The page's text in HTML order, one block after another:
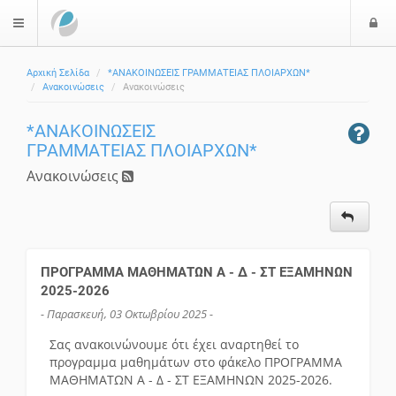
$langMenu
Αρχική Σελίδα
*ΑΝΑΚΟΙΝΩΣΕΙΣ ΓΡΑΜΜΑΤΕΙΑΣ ΠΛΟΙΑΡΧΩΝ*
Ανακοινώσεις
Ανακοινώσεις
*ΑΝΑΚΟΙΝΩΣΕΙΣ
ΓΡΑΜΜΑΤΕΙΑΣ ΠΛΟΙΑΡΧΩΝ*
Ανακοινώσεις
ΠΡΟΓΡΑΜΜΑ ΜΑΘΗΜΑΤΩΝ Α - Δ - ΣΤ ΕΞΑΜΗΝΩΝ
2025-2026
- Παρασκευή, 03 Οκτωβρίου 2025 -
Σας ανακοινώνουμε ότι έχει αναρτηθεί το
προγραμμα μαθημάτων στο φάκελο ΠΡΟΓΡΑΜΜΑ
ΜΑΘΗΜΑΤΩΝ Α - Δ - ΣΤ ΕΞΑΜΗΝΩΝ 2025-2026.